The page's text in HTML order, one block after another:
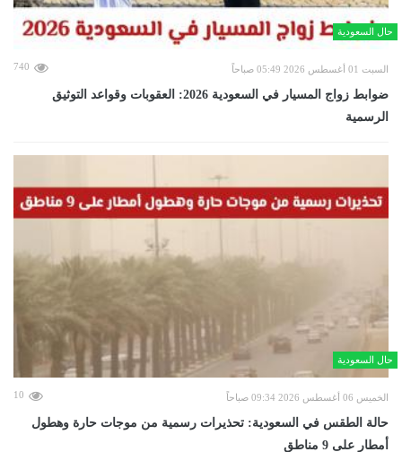
حال السعودية
السبت 01 أغسطس 2026 05:49 صباحاً 740
ضوابط زواج المسيار في السعودية 2026: العقوبات وقواعد التوثيق
الرسمية
حال السعودية
الخميس 06 أغسطس 2026 09:34 صباحاً 10
حالة الطقس في السعودية: تحذيرات رسمية من موجات حارة وهطول
أمطار على 9 مناطق